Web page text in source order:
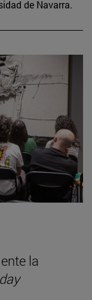
de Navarra.
la